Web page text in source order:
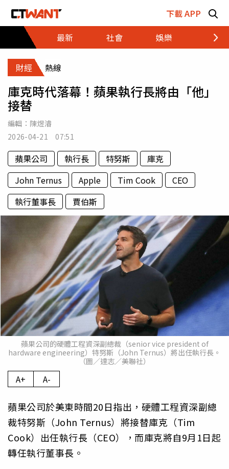
下載 APP
最新
社會 娛樂 財經
財經 熱線
庫克時代落幕！蘋果執行長將由「他」
接替
編輯： 陳煜濬
2026-04-21 07:51
蘋果公司 執行長 特努斯
庫克
John Ternus
Apple Tim Cook
CEO
執行董事長
賈伯斯
蘋果公司的硬體工程資深副總裁（senior vice president of
hardware engineering）特努斯（John Ternus）將出任執行長。
（圖／達志／美聯社）
A+ A-
蘋果公司於美東時間20日指出，硬體工程資深副總
裁特努斯（John Ternus）將接替庫克（Tim
Cook）出任執行長（CEO），而庫克將自9月1日起
轉任執行董事長。